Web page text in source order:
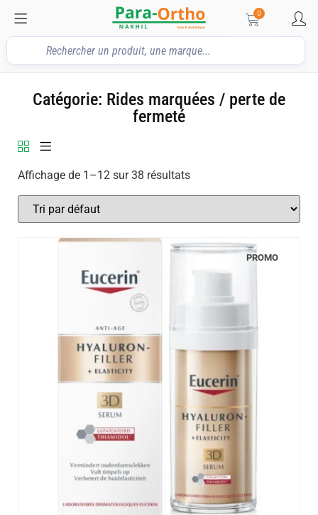
0
Catégorie: Rides marquées / perte de
fermeté
Affichage de 1–12 sur 38 résultats
PROMO